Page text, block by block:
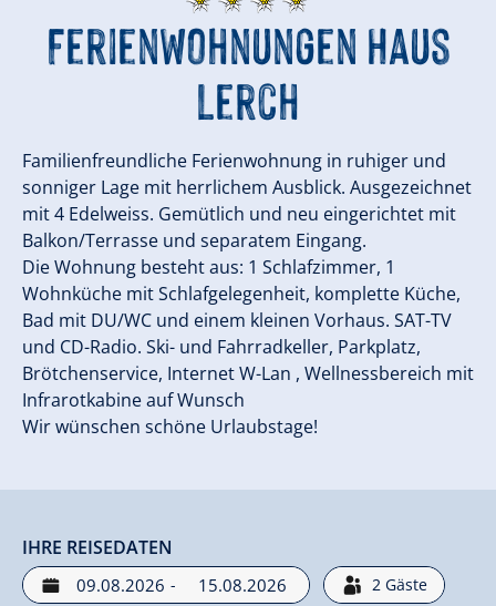
Ferienwohnungen Haus
Lerch
Familienfreundliche Ferienwohnung in ruhiger und
sonniger Lage mit herrlichem Ausblick. Ausgezeichnet
mit 4 Edelweiss. Gemütlich und neu eingerichtet mit
Balkon/Terrasse und separatem Eingang.
Die Wohnung besteht aus: 1 Schlafzimmer, 1
Wohnküche mit Schlafgelegenheit, komplette Küche,
Bad mit DU/WC und einem kleinen Vorhaus. SAT-TV
und CD-Radio. Ski- und Fahrradkeller, Parkplatz,
Brötchenservice, Internet W-Lan , Wellnessbereich mit
Infrarotkabine auf Wunsch
Wir wünschen schöne Urlaubstage!
IHRE REISEDATEN
- 2 Gäste